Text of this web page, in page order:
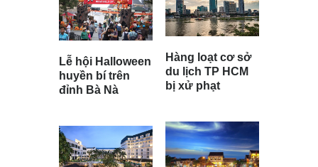
Lễ hội Halloween
huyền bí trên
đỉnh Bà Nà
Hàng loạt cơ sở
du lịch TP HCM
bị xử phạt